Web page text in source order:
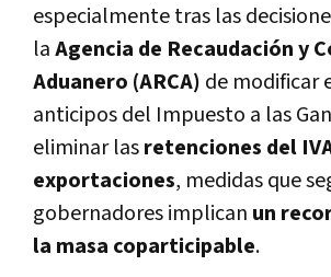
especialmente tras las
laAgencia de Recaudación y
Aduanero (ARCA) de modificar
anticipos del Impuesto a las
eliminar lasretenciones del
exportaciones, medidas que
gobernadores implican un
la masa coparticipable.